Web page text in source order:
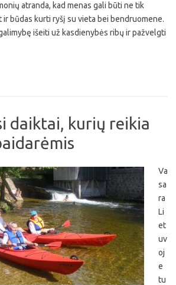
atranda, kad menas gali būti ne tik
būdas kurti ryšį su vieta bei bendruomene.
išeiti už kasdienybės ribų ir pažvelgti
daiktai, kurių reikia
Va
sa
ra
Li
et
uv
oj
e
tu